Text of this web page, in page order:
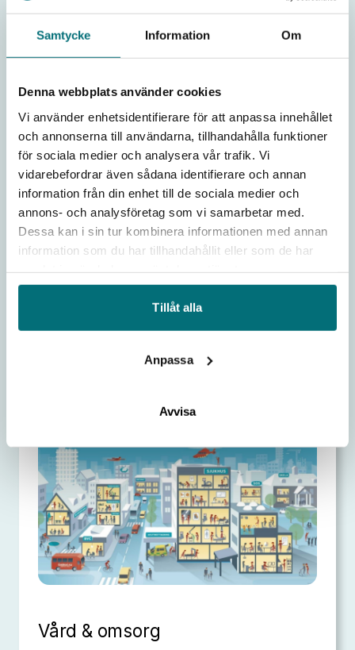
Samtycke Information Om
Denna webbplats använder cookies
Vi använder enhetsidentifierare för att anpassa innehållet
och annonserna till användarna, tillhandahålla funktioner
för sociala medier och analysera vår trafik. Vi
vidarebefordrar även sådana identifierare och annan
information från din enhet till de sociala medier och
annons- och analysföretag som vi samarbetar med.
Dessa kan i sin tur kombinera informationen med annan
information som du har tillhandahållit eller som de har
Tillåt alla
Anpassa
Avvisa
Livsmedel
Mat är livsnödvändigt bränsle för
kroppen, men även minnen, innovation
och arbetstillfällen!
En stor del av all mat i Sverige kommer
från Skåne. Samtidigt är det stor brist på
kompetens inom många av alla de yrken
som krävs för att vi ska få mat på borden.
inspirera fler unga till utbildning och jobb
livsmedelsbranschen.
Vård & omsorg